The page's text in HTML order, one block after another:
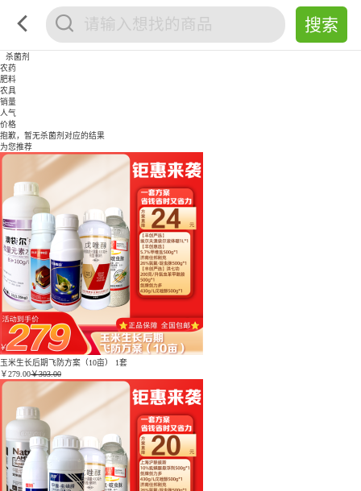
杀菌剂
农药
肥料
农具
销量
人气
价格
抱歉，暂无杀菌剂对应的结果
为您推荐
玉米生长后期飞防方案（10亩） 1套
￥279.00￥303.00